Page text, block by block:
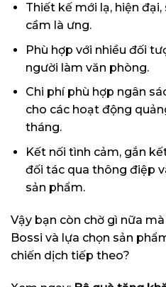
Thiết kế mới lạ, hiện
cầm là ưng.
Phù hợp với nhiều đối
người làm văn phòng.
Chi phí phù hợp ngân
cho các hoạt động
tháng.
Kết nối tình cảm, gắn
đối tác qua thông điệp
sản phẩm.
Vậy bạn còn chờ gì nữa
Bossi và lựa chọn sản
chiến dịch tiếp theo?